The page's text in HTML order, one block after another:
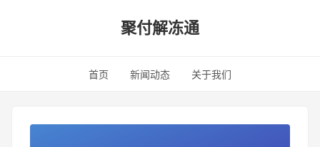
聚付解冻通
首页 新闻动态 关于我们